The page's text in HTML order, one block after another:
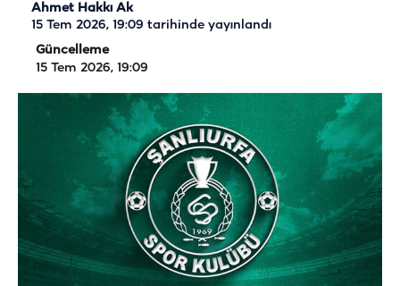
Ahmet Hakkı Ak
15 Tem 2026, 19:09 tarihinde yayınlandı
Güncelleme
15 Tem 2026, 19:09